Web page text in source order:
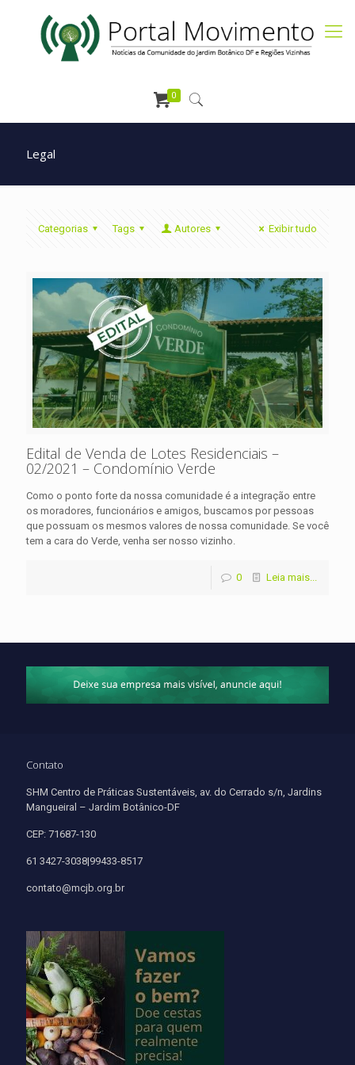
0
Legal
Categorias Tags Autores Exibir tudo
Edital de Venda de Lotes Residenciais –
02/2021 – Condomínio Verde
Como o ponto forte da nossa comunidade é a integração entre
os moradores, funcionários e amigos, buscamos por pessoas
que possuam os mesmos valores de nossa comunidade. Se você
tem a cara do Verde, venha ser nosso vizinho.
0 Leia mais...
Contato
SHM Centro de Práticas Sustentáveis, av. do Cerrado s/n, Jardins
Mangueiral – Jardim Botânico-DF
CEP: 71687-130
61 3427-3038|99433-8517
contato@mcjb.org.br